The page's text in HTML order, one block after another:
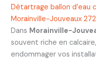
Détartrage ballon d’eau
Morainville-Jouveaux
Dans Morainville-
souvent riche en
endommager vos